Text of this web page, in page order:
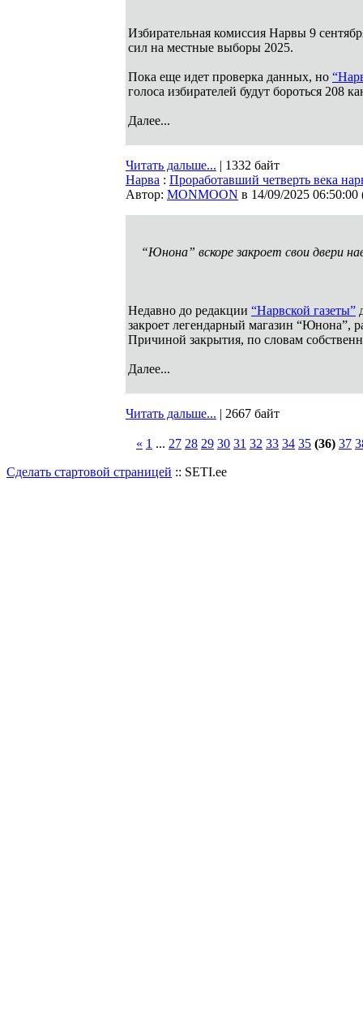
Избирательная комиссия Нарвы 9
сил на местные выборы 2025.
Пока еще идет проверка данных, но
голоса избирателей будут бороться 208
Далее...
Читать дальше... | 1332 байт
Нарва : Проработавший четверть века
Автор: MONMOON в 14/09/2025 06:50:00
“Юнона” вскоре закроет свои двери
Недавно до редакции “Нарвской газеты”
закроет легендарный магазин “Юнона”,
Причиной закрытия, по словам
Далее...
Читать дальше... | 2667 байт
« 1 ... 27 28 29 30 31 32 33 34 35 (36) 37
Сделать стартовой страницей :: SETI.ee